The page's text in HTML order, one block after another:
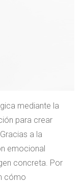
mediante la
para crear
a la
emocional
concreta. Por
cómo